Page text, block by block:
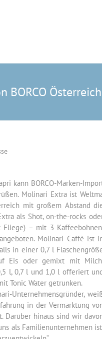
BORCO Österreich
kann BORCO-Marken-
Molinari Extra ist
mit großem Abstand
als Shot, on-the-rocks
Fliege) – mit 3
Molinari Caffè ist
in einer 0,7 l
Eis oder gemixt mit
l, 0,7 l und 1,0 l offeriert
Tonic Water getrunken.
Unternehmensgründer,
in der Vermarktung
Darüber hinaus sind wir
als Familienunternehmen